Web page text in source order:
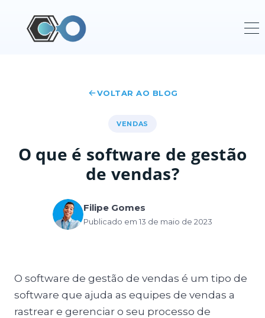
VOLTAR AO BLOG
VENDAS
O que é software de gestão
de vendas?
Filipe Gomes
Publicado em 13 de maio de 2023
O software de gestão de vendas é um tipo de
software que ajuda as equipes de vendas a
rastrear e gerenciar o seu processo de